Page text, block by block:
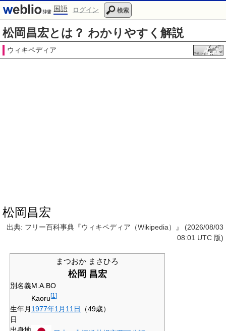
国語 ログイン 検索
松岡昌宏とは？ わかりやすく解説
ウィキペディア
松岡昌宏
出典: フリー百科事典『ウィキペディア（Wikipedia）』 (2026/08/03
08:01 UTC 版)
まつおか まさひろ
松岡 昌宏
別名義M.A.BO
Kaoru[1 ]
生年月
日
1977年1月11日 （49歳）